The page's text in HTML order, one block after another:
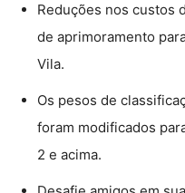
Reduções nos custos
de aprimoramento
Vila.
Os pesos de
foram modificados
2 e acima.